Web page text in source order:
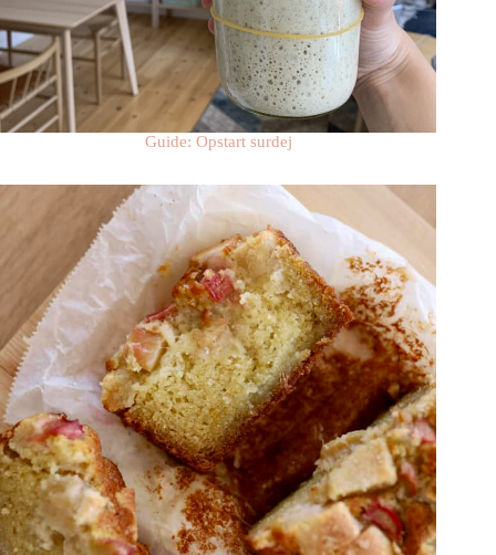
Guide: Opstart surdej